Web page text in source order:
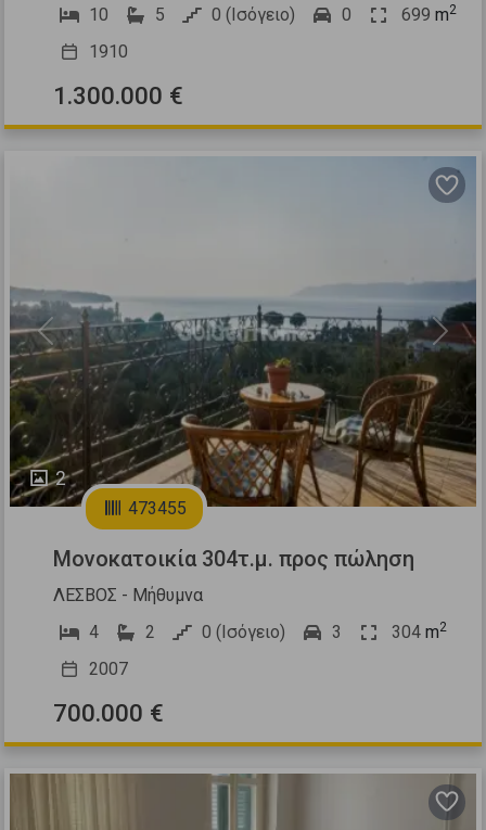
10
5 0 (Ισόγειο) 0 699 m2
1910
1.300.000 €
2
Previous Next
473455
Μονοκατοικία 304τ.μ. προς πώληση
ΛΕΣΒΟΣ - Μήθυμνα
4
2 0 (Ισόγειο) 3 304 m2
2007
700.000 €